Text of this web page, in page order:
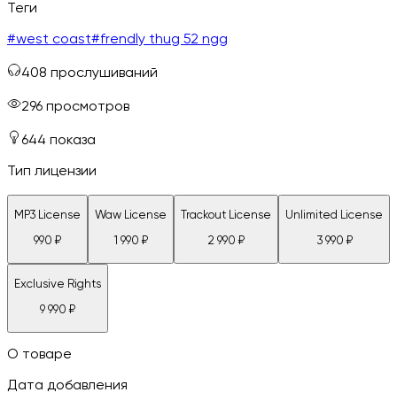
Теги
#west coast#frendly thug 52 ngg
408 прослушиваний
296 просмотров
644 показа
Тип лицензии
MP3 License
990 ₽
Waw License
1 990 ₽
Trackout License
2 990 ₽
Unlimited License
3 990 ₽
Exclusive Rights
9 990 ₽
О товаре
Дата добавления